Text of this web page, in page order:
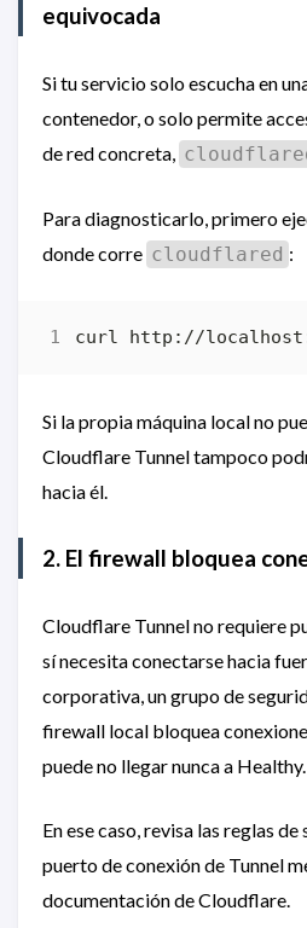
equivocada
Si tu servicio solo escucha en
contenedor, o solo permite
de red concreta,
Para diagnosticarlo, primero
donde corre cloudflared :
Si la propia máquina local no
Cloudflare Tunnel tampoco
hacia él.
2. El firewall bloquea
Cloudflare Tunnel no requiere
sí necesita conectarse hacia
corporativa, un grupo de
firewall local bloquea
puede no llegar nunca a Healthy.
En ese caso, revisa las reglas
puerto de conexión de Tunnel
documentación de Cloudflare.